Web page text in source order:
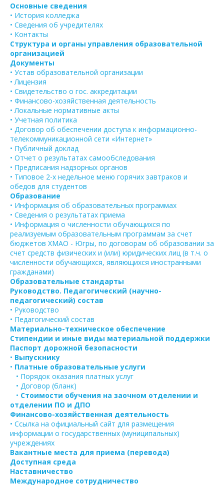
Основные сведения
• История колледжа
• Сведения об учредителях
• Контакты
Структура и органы управления образовательной
организацией
Документы
• Устав образовательной организации
• Лицензия
• Свидетельство о гос. аккредитации
• Финансово-хозяйственная деятельность
• Локальные нормативные акты
• Учетная политика
• Договор об обеспечении доступа к информационно-
телекоммуникационной сети «Интернет»
• Публичный доклад
• Отчет о результатах самообследования
• Предписания надзорных органов
• Типовое 2-х недельное меню горячих завтраков и
обедов для студентов
Образование
• Информация об образовательных программах
• Сведения о результатах приема
• Информация о численности обучающихся по
реализуемым образовательным программам за счет
бюджетов ХМАО - Югры, по договорам об образовании за
счет средств физических и (или) юридических лиц (в т.ч. о
численности обучающихся, являющихся иностранными
гражданами)
Образовательные стандарты
Руководство. Педагогический (научно-
педагогический) состав
• Руководство
• Педагогический состав
Материально-техническое обеспечение
Стипендии и иные виды материальной поддержки
Паспорт дорожной безопасности
• Выпускнику
• Платные образовательные услуги
• Порядок оказания платных услуг
• Договор (бланк)
• Стоимости обучения на заочном отделении и
отделении ПО и ДПО
Финансово-хозяйственная деятельность
• Ссылка на официальный сайт для размещения
информации о государственных (муниципальных)
учреждениях
Вакантные места для приема (перевода)
Доступная среда
Наставничество
Международное сотрудничество